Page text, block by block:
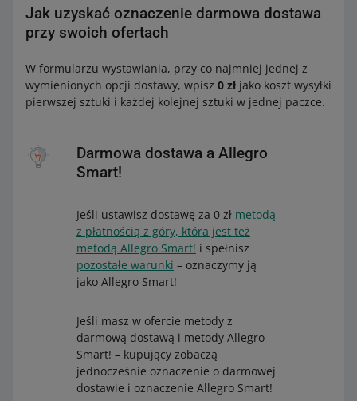
Jak uzyskać oznaczenie darmowa dostawa
przy swoich ofertach
W formularzu wystawiania, przy co najmniej jednej z
wymienionych opcji dostawy, wpisz 0 złjako koszt wysyłki
pierwszej sztuki i każdej kolejnej sztuki w jednej paczce.
Darmowa dostawa a Allegro
Smart!
Jeśli ustawisz dostawę za 0 zł metodą
z płatnością z góry, która jest też
metodą Allegro Smart! i spełnisz
pozostałe warunki – oznaczymy ją
jako Allegro Smart!
Jeśli masz w ofercie metody z
darmową dostawą i metody Allegro
Smart! – kupujący zobaczą
jednocześnie oznaczenie o darmowej
dostawie i oznaczenie Allegro Smart!